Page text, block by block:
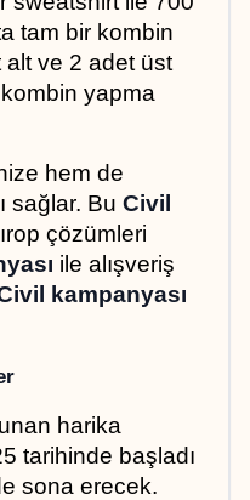
tam bir kombin
ve 2 adet üst
yapma
hem de
sağlar. Bu Civil
çözümleri
ile alışveriş
kampanyası
harika
tarihinde başladı
sona erecek.